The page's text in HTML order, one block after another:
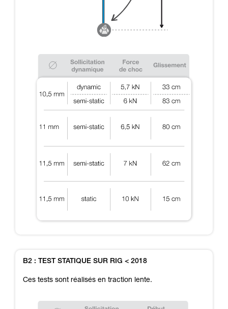
B2 : TEST STATIQUE SUR RIG < 2018
Ces tests sont réalisés en traction lente.